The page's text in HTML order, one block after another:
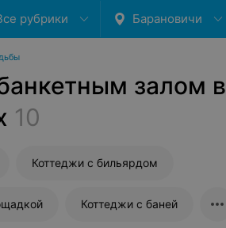
рубрики Барановичи
залом в
10
Коттеджи с бильярдом
Коттеджи с баней